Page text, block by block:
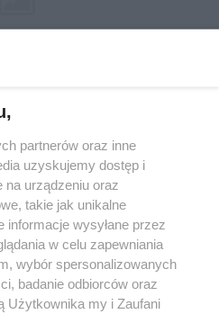
nie może być powielany i
w jakikolwiek sposób (w
na jakimkolwiek polu
włącznie z umieszczaniem w
praw. Jakiekolwiek użycie lub
lub w części z naruszeniem prawa,
pod groźbą kary i może być
partnerów oraz inne
uzyskujemy dostęp i
na urządzeniu oraz
takie jak unikalne
informacje wysyłane przez
w celu zapewniania
wybór spersonalizowanych
badanie odbiorców oraz
Użytkownika my i Zaufani